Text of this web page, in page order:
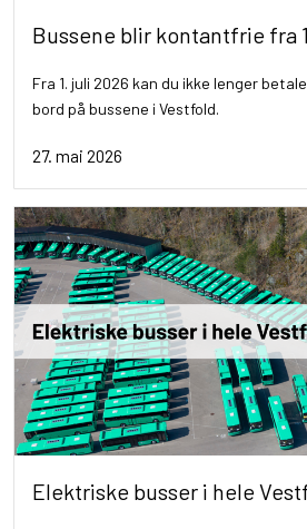
Bussene blir kontantfrie fra
Fra 1. juli 2026 kan du ikke lenger
bord på bussene i Vestfold.
27. mai 2026
Elektriske busser i hele